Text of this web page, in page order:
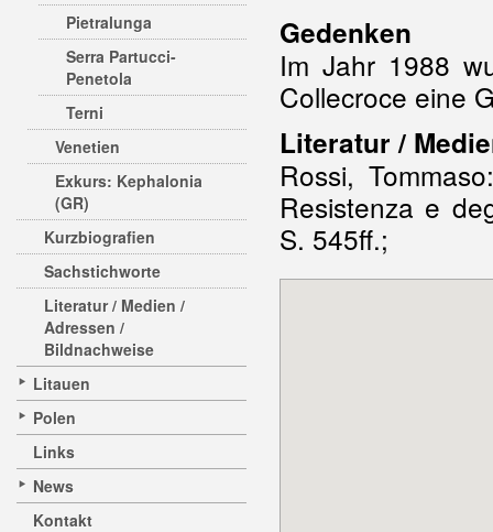
Pietralunga
Serra Partucci-
Penetola
Terni
Venetien
Exkurs: Kephalonia
(GR)
Kurzbiografien
Sachstichworte
Literatur / Medien /
Adressen /
Bildnachweise
Litauen
Polen
Links
News
Kontakt
Gedenken
Im Jahr 1988
Collecroce eine
Literatur /
Rossi,
Resistenza e
S. 545ff.;